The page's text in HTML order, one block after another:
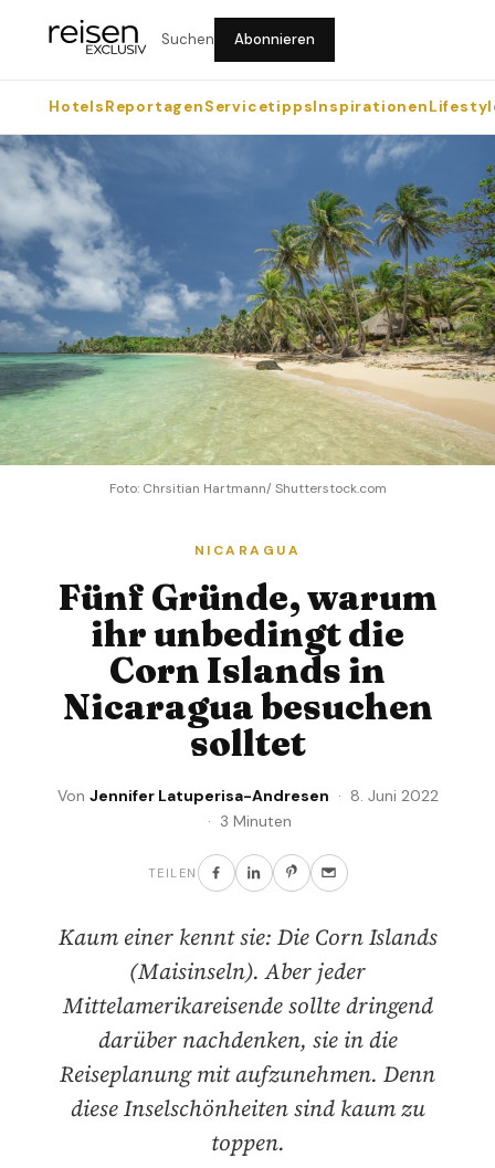
Suchen Abonnieren
HotelsReportagenServicetippsInspirationen
Foto: Chrsitian Hartmann/ Shutterstock.com
NICARAGUA
Fünf Gründe, warum
ihr unbedingt die
Corn Islands in
Nicaragua besuchen
solltet
Von Jennifer Latuperisa-Andresen · 8. Juni 2022
· 3 Minuten
TEILEN
Kaum einer kennt sie: Die Corn Islands
(Maisinseln). Aber jeder
Mittelamerikareisende sollte dringend
darüber nachdenken, sie in die
Reiseplanung mit aufzunehmen. Denn
diese Inselschönheiten sind kaum zu
toppen.